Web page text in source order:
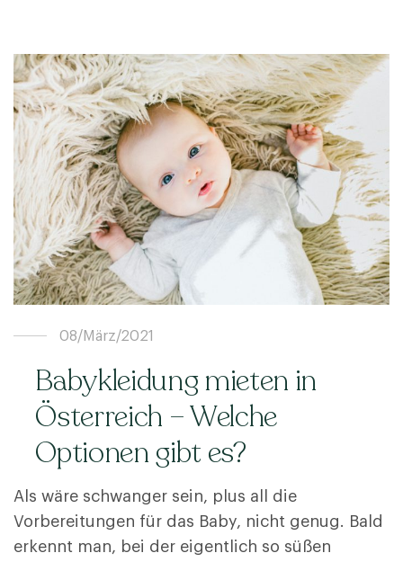
08/März/2021
Babykleidung mieten in
Österreich – Welche
Optionen gibt es?
Als wäre schwanger sein, plus all die
Vorbereitungen für das Baby, nicht genug. Bald
erkennt man, bei der eigentlich so süßen